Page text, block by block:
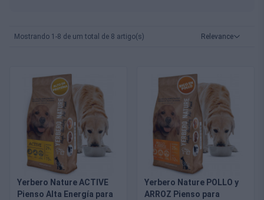
Mostrando 1-8 de um total de 8 artigo(s) Relevance
Yerbero Nature ACTIVE
Pienso Alta Energía para
Yerbero Nature POLLO y
ARROZ Pienso para